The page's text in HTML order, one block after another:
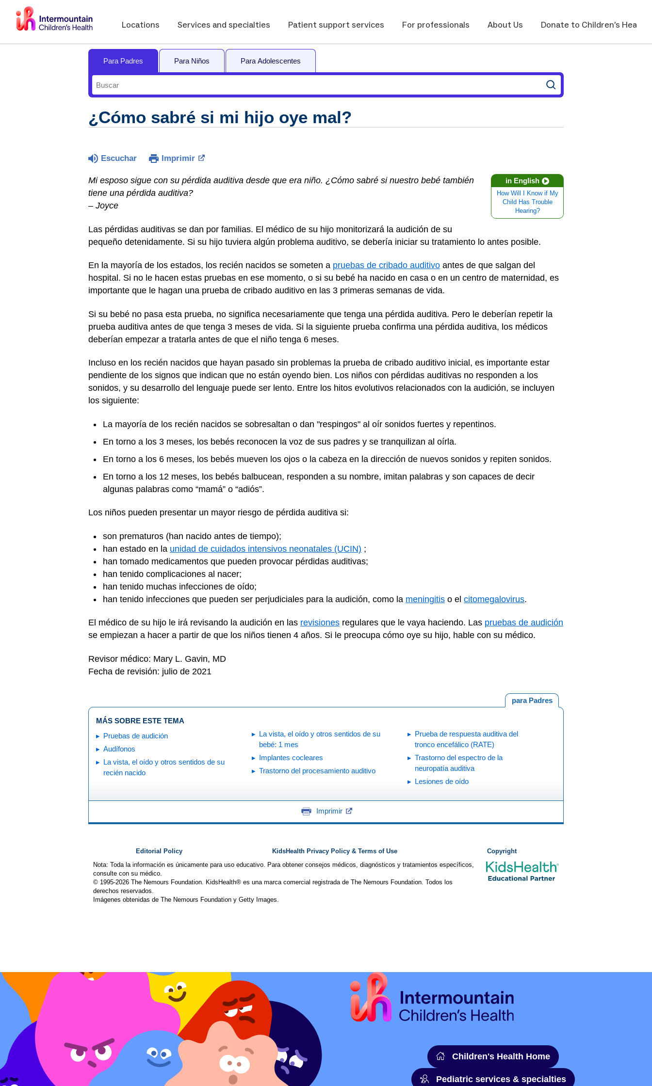
Locations Services and specialties Patient support services For professionals About Us Donate to Children’s Health
Para Padres Para Niños Para Adolescentes
¿Cómo sabré si mi hijo oye mal?
Escuchar Imprimir
in English
How Will I Know if My
Child Has Trouble
Hearing?
Mi esposo sigue con su pérdida auditiva desde que era niño. ¿Cómo sabré si nuestro bebé también
tiene una pérdida auditiva?
– Joyce
Las pérdidas auditivas se dan por familias. El médico de su hijo monitorizará la audición de su
pequeño detenidamente. Si su hijo tuviera algún problema auditivo, se debería iniciar su tratamiento lo antes posible.
En la mayoría de los estados, los recién nacidos se someten a pruebas de cribado auditivo antes de que salgan del
hospital. Si no le hacen estas pruebas en ese momento, o si su bebé ha nacido en casa o en un centro de maternidad, es
importante que le hagan una prueba de cribado auditivo en las 3 primeras semanas de vida.
Si su bebé no pasa esta prueba, no significa necesariamente que tenga una pérdida auditiva. Pero le deberían repetir la
prueba auditiva antes de que tenga 3 meses de vida. Si la siguiente prueba confirma una pérdida auditiva, los médicos
deberían empezar a tratarla antes de que el niño tenga 6 meses.
Incluso en los recién nacidos que hayan pasado sin problemas la prueba de cribado auditivo inicial, es importante estar
pendiente de los signos que indican que no están oyendo bien. Los niños con pérdidas auditivas no responden a los
sonidos, y su desarrollo del lenguaje puede ser lento. Entre los hitos evolutivos relacionados con la audición, se incluyen
los siguiente:
La mayoría de los recién nacidos se sobresaltan o dan "respingos" al oír sonidos fuertes y repentinos.
En torno a los 3 meses, los bebés reconocen la voz de sus padres y se tranquilizan al oírla.
En torno a los 6 meses, los bebés mueven los ojos o la cabeza en la dirección de nuevos sonidos y repiten sonidos.
En torno a los 12 meses, los bebés balbucean, responden a su nombre, imitan palabras y son capaces de decir
algunas palabras como “mamá” o “adiós”.
Los niños pueden presentar un mayor riesgo de pérdida auditiva si:
son prematuros (han nacido antes de tiempo);
han estado en la unidad de cuidados intensivos neonatales (UCIN) ;
han tomado medicamentos que pueden provocar pérdidas auditivas;
han tenido complicaciones al nacer;
han tenido muchas infecciones de oído;
han tenido infecciones que pueden ser perjudiciales para la audición, como la meningitis o el citomegalovirus.
El médico de su hijo le irá revisando la audición en las revisiones regulares que le vaya haciendo. Las pruebas de audición
se empiezan a hacer a partir de que los niños tienen 4 años. Si le preocupa cómo oye su hijo, hable con su médico.
Revisor médico: Mary L. Gavin, MD
Fecha de revisión: julio de 2021
para Padres
MÁS SOBRE ESTE TEMA
Pruebas de audición
Audífonos
La vista, el oído y otros sentidos de su
recién nacido
La vista, el oído y otros sentidos de su
bebé: 1 mes
Implantes cocleares
Trastorno del procesamiento auditivo
Prueba de respuesta auditiva del
tronco encefálico (RATE)
Trastorno del espectro de la
neuropatía auditiva
Lesiones de oído
Imprimir
Editorial Policy KidsHealth Privacy Policy & Terms of Use
Copyright
Nota: Toda la información es únicamente para uso educativo. Para obtener consejos médicos, diagnósticos y tratamientos específicos,
consulte con su médico.
© 1995-2026 The Nemours Foundation. KidsHealth® es una marca comercial registrada de The Nemours Foundation. Todos los
derechos reservados.
Imágenes obtenidas de The Nemours Foundation y Getty Images.
Children's Health Home
Pediatric services & specialties